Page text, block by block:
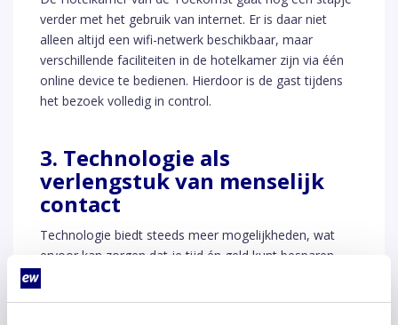
verder met het gebruik van internet. Er is daar niet
alleen altijd een wifi-netwerk beschikbaar, maar
verschillende faciliteiten in de hotelkamer zijn via één
online device te bedienen. Hierdoor is de gast tijdens
het bezoek volledig in control.
3. Technologie als
verlengstuk van menselijk
contact
Technologie biedt steeds meer mogelijkheden, wat
ervoor kan zorgen dat je tijd én geld kunt besparen.